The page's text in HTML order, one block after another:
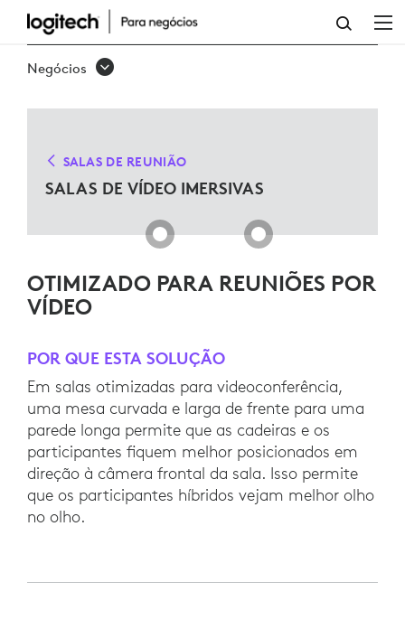
SALAS
DENegócios
SALAS DE REUNIÃO
SALAS DE VÍDEO IMERSIVAS
OTIMIZADO PARA REUNIÕES POR
VÍDEO
POR QUE ESTA SOLUÇÃO
Em salas otimizadas para videoconferência,
uma mesa curvada e larga de frente para uma
parede longa permite que as cadeiras e os
participantes fiquem melhor posicionados em
direção à câmera frontal da sala. Isso permite
que os participantes híbridos vejam melhor olho
no olho.